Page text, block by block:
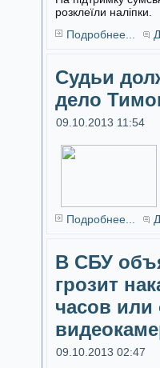
розклеїли наліпки.
Подробнее...
Судьи
дело
09.10.2013 11:54
Подробнее...
В СБУ
грозит
часов или
09.10.2013 02:47